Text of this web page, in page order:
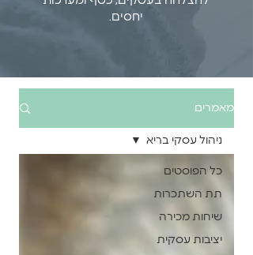
יחסים.
מאמרים
כל הפוסטים
תת השתכרות
שיחות מכירה
יציבות עסקית
ניהול עסקי בריא